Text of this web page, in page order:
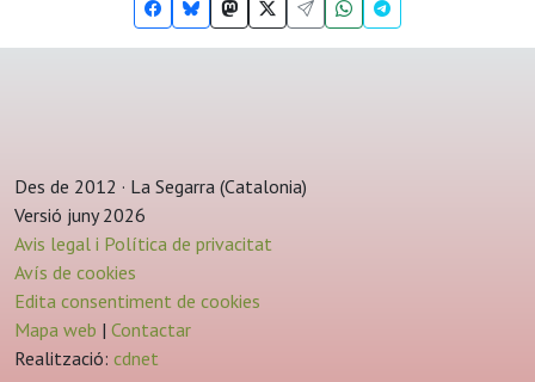
Des de 2012 · La Segarra (Catalonia)
Versió juny 2026
Avis legal i Política de privacitat
Avís de cookies
Edita consentiment de cookies
Mapa web | Contactar
Realització: cdnet